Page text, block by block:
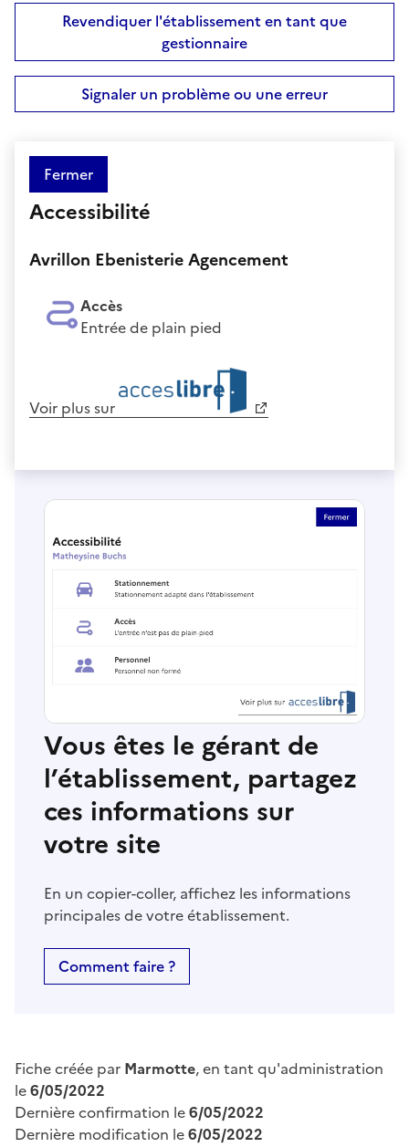
Revendiquer l'établissement en tant que
gestionnaire
Signaler un problème ou une erreur
Fermer
Accessibilité
Avrillon Ebenisterie Agencement
Accès
Entrée de plain pied
Voir plus sur
Vous êtes le gérant de
l’établissement, partagez
ces informations sur
votre site
En un copier-coller, affichez les informations
principales de votre établissement.
Comment faire ?
Fiche créée par Marmotte, en tant qu'administration
le6/05/2022
Dernière confirmation le6/05/2022
Dernière modification le6/05/2022